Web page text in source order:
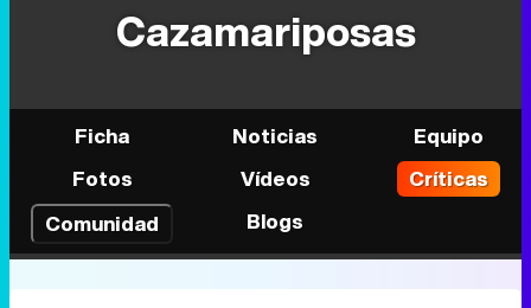
Cazamariposas
Ficha Noticias
Equipo
Fotos
Vídeos
Críticas
Comunidad
Blogs